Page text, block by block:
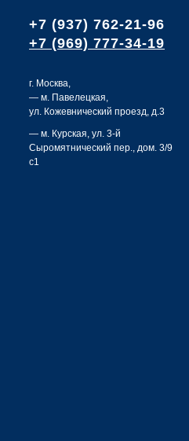
+7 (937) 762-21-96
+7 (969) 777-34-19
г. Москва,
— м. Павелецкая,
ул. Кожевнический проезд, д.3
— м. Курская, ул. 3-й
Сыромятнический пер., дом. 3/9
с1